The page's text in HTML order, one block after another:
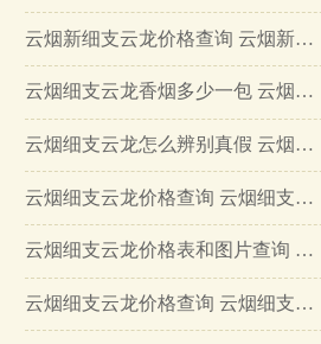
云烟新细支云龙价格查询 云烟新细支云龙口感…
云烟细支云龙香烟多少一包 云烟细支云龙香烟价格表图…
云烟细支云龙怎么辨别真假 云烟细支云龙真假辨别带图…
云烟细支云龙价格查询 云烟细支云龙多少钱…
云烟细支云龙价格表和图片查询 云烟细支云龙口感怎么样…
云烟细支云龙价格查询 云烟细支云龙多少钱一包…